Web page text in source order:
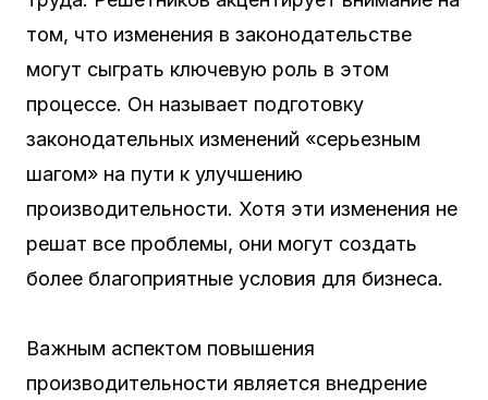
том, что изменения в законодательстве
могут сыграть ключевую роль в этом
процессе. Он называет подготовку
законодательных изменений «серьезным
шагом» на пути к улучшению
производительности. Хотя эти изменения не
решат все проблемы, они могут создать
более благоприятные условия для бизнеса.
Важным аспектом повышения
производительности является внедрение